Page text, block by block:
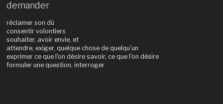
demander
réclamer son dû
consentir volontiers
souhaiter, avoir envie, et
attendre, exiger, quelque chose de quelqu'un
exprimer ce que l'on désire savoir, ce que l'on désire
formuler une question, interroger